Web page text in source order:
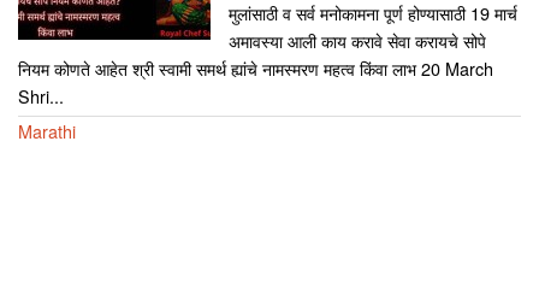
मुलांसाठी व सर्व मनोकामना पूर्ण होण्यासाठी 19 मार्च
अमावस्या आली काय करावे सेवा करायचे सोपे
नियम कोणते आहेत श्री स्वामी समर्थ ह्यांचे नामस्मरण महत्व किंवा लाभ 20 March
Shri...
Marathi